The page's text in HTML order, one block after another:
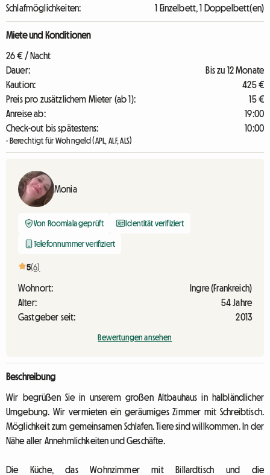
Schlafmöglichkeiten:
1 Einzelbett, 1 Doppelbett(en)
Miete und Konditionen
26 € / Nacht
Dauer:
Bis zu 12 Monate
Kaution:
425 €
Preis pro zusätzlichem Mieter (ab 1):
15 €
Anreise ab:
19:00
Check-out bis spätestens:
10:00
- Berechtigt für Wohngeld (APL, ALF, ALS)
Monia
Von Roomlala geprüft Identität verifiziert
Telefonnummer verifiziert
5(6)
Wohnort:
Ingre (Frankreich)
Alter:
54 Jahre
Gastgeber seit:
2013
Bewertungen ansehen
Beschreibung
Wir begrüßen Sie in unserem großen Altbauhaus in halbländlicher
Umgebung. Wir vermieten ein geräumiges Zimmer mit Schreibtisch.
Möglichkeit zum gemeinsamen Schlafen. Tiere sind willkommen. In der
Nähe aller Annehmlichkeiten und Geschäfte.
Die Küche, das Wohnzimmer mit Billardtisch und die